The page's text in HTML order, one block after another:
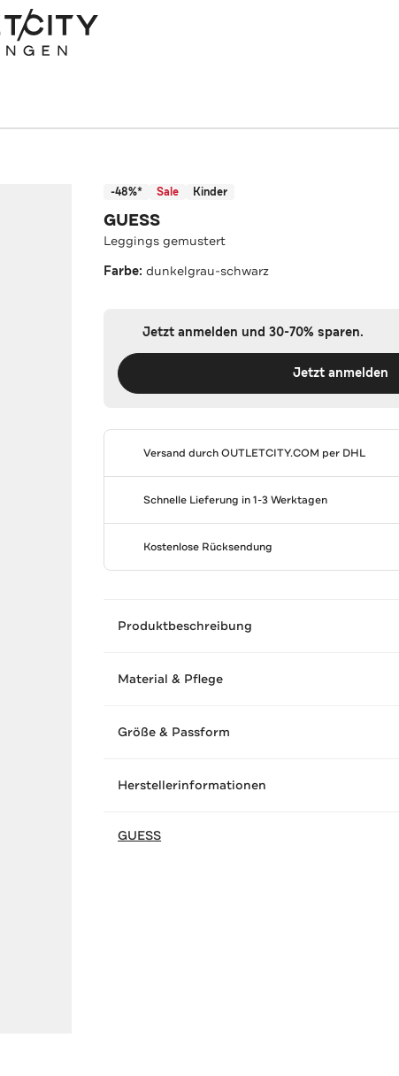
-48%* Sale Kinder
GUESS
Leggings gemustert
Farbe:dunkelgrau-schwarz
Jetzt anmelden und 30-70% sparen.
Jetzt anmelden
Versand durchOUTLETCITY.COM per DHL
Schnelle Lieferung in 1-3 Werktagen
Kostenlose Rücksendung
Produktbeschreibung
Material & Pflege
Größe & Passform
Herstellerinformationen
GUESS